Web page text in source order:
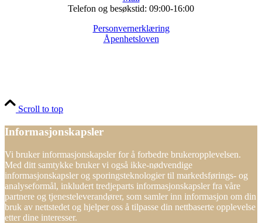
Telefon og besøkstid: 09:00-16:00
Personvernerklæring
Åpenhetsloven
Scroll to top
Informasjonskapsler
Vi bruker informasjonskapsler for å forbedre brukeropplevelsen.
Med ditt samtykke bruker vi også ikke-nødvendige
informasjonskapsler og sporingsteknologier til markedsførings- og
analyseformål, inkludert tredjeparts informasjonskapsler fra våre
partnere og tjenesteleverandører, som samler inn informasjon om din
bruk av nettstedet og hjelper oss å tilpasse din nettbaserte opplevelse
etter dine interesser.